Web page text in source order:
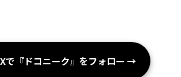
Xで『ドコニーク』をフォロー →